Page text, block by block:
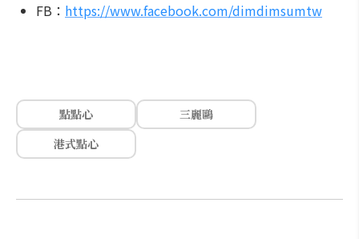
FB： https://www.facebook.com/dimdimsumtw
點點心
三麗鷗
港式點心